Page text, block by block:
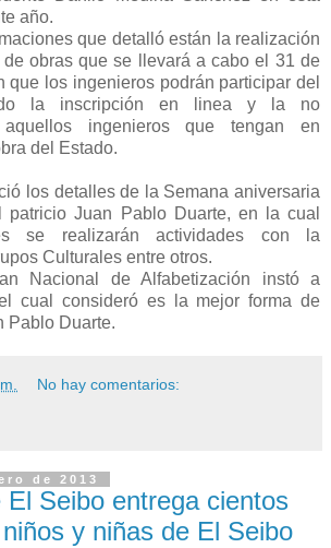
año.
que detalló están la realización
obras que se llevará a cabo el 31 de
que los ingenieros podrán participar del
la inscripción en linea y la no
ingenieros que tengan en
del Estado.
los detalles de la Semana aniversaria
patricio Juan Pablo Duarte, en la cual
se realizarán actividades con la
Culturales entre otros.
Nacional de Alfabetización instó a
cual consideró es la mejor forma de
Pablo Duarte.
No hay comentarios:
de 2013
El Seibo entrega cientos
y niñas de El Seibo